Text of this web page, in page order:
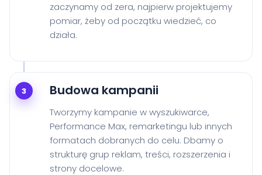
zaczynamy od zera, najpierw projektujemy
pomiar, żeby od początku wiedzieć, co
działa.
3 Budowa kampanii
Tworzymy kampanie w wyszukiwarce,
Performance Max, remarketingu lub innych
formatach dobranych do celu. Dbamy o
strukturę grup reklam, treści, rozszerzenia i
strony docelowe.